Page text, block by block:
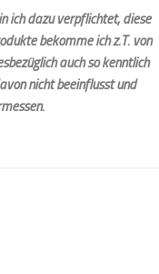
ich dazu verpflichtet, diese
bekomme ich z.T. von
auch so kenntlich
nicht beeinflusst und